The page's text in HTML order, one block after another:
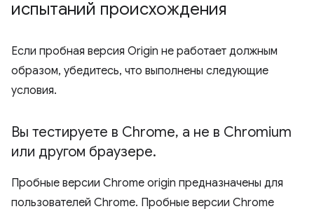
испытаний происхождения
Если пробная версия Origin не работает должным
образом, убедитесь, что выполнены следующие
условия.
Вы тестируете в Chrome, а не в Chromium
или другом браузере.
Пробные версии Chrome origin предназначены для
пользователей Chrome. Пробные версии Chrome